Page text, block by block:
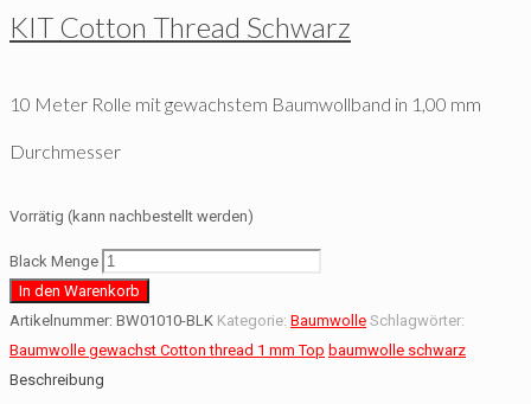
KIT Cotton Thread Schwarz
10 Meter Rolle mit gewachstem Baumwollband in 1,00 mm
Durchmesser
Vorrätig (kann nachbestellt werden)
Black Menge
In den Warenkorb
Artikelnummer: BW01010-BLK Kategorie: Baumwolle Schlagwörter:
Baumwolle gewachst Cotton thread 1 mm Top baumwolle schwarz
Beschreibung